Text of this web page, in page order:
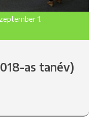
1.
as tanév)